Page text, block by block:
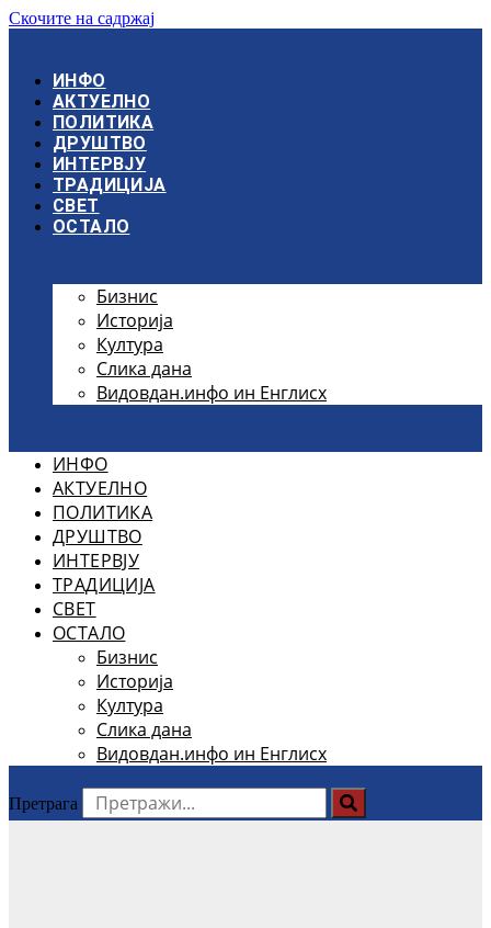
Скочите на садржај
ИНФО
АКТУЕЛНО
ПОЛИТИКА
ДРУШТВО
ИНТЕРВЈУ
ТРАДИЦИЈА
СВЕТ
ОСТАЛО
Бизнис
Историја
Култура
Слика дана
Видовдан.инфо ин Енглисх
ИНФО
АКТУЕЛНО
ПОЛИТИКА
ДРУШТВО
ИНТЕРВЈУ
ТРАДИЦИЈА
СВЕТ
ОСТАЛО
Бизнис
Историја
Култура
Слика дана
Видовдан.инфо ин Енглисх
Претрага